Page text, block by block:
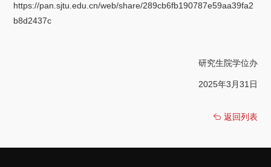
信息公开
https://pan.sjtu.edu.cn/web/share/289cb6fb190787e59aa39fa2
b8d2437c
研究生院学位办
2025年3月31日
返回列表